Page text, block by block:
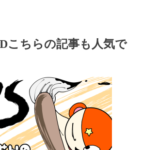
こちらの記事も人気で